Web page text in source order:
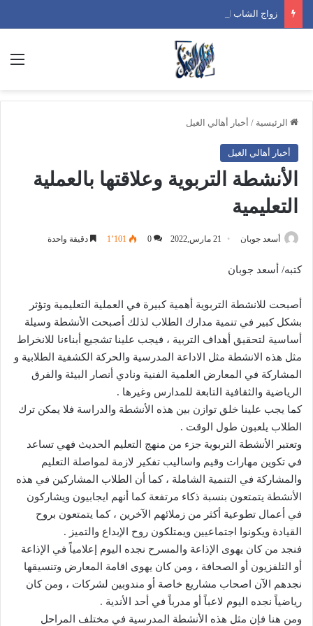
الرئيسية / أخبار أهالي الغيل
أخبار أهالي الغيل
الأنشطة التربوية وعلاقتها بالعملية
التعليمية
أسعد جوبان 21 مارس,2022 0 1٬101 دقيقة واحدة
كتبه/ أسعد جوبان
أصبحت للانشطة التربوية أهمية كبيرة في العملية التعليمية وتؤثر
بشكل كبير في تنمية مدارك الطلاب لذلك أصبحت الأنشطة وسيلة
أساسية لتحقيق أهداف التربية ، فيجب علينا تشجيع أبناءنا للانخراط
مثل هذه الانشطة مثل الاداعة المدرسية والحركة الكشفية الطلابية و
المشاركة في المعارض العلمية الفنية ونادي أنصار البيئة والفرق
الرياضية والثقافية التابعة للمدارس وغيرها .
كما يجب علينا خلق توازن بين هذه الأنشطة والدراسة فلا يمكن ترك
الطلاب يلعبون طول الوقت .
وتعتبر الأنشطة التربوية جزء من منهج التعليم الحديث فهي تساعد
في تكوين مهارات وقيم واساليب تفكير لازمة لمواصلة التعليم
والمشاركة في التنمية الشاملة ، كما أن الطلاب المشاركين في هذه
الأنشطة يتمتعون بنسبة ذكاء مرتفعة كما أنهم ايجابيون ويشاركون
في أعمال تطوعية أكثر من زملائهم الآخرين ، كما يتمتعون بروح
القيادة ويكونوا اجتماعيين ويمتلكون روح الإبداع والتميز .
فنجد من كان يهوى الإذاعة والمسرح نجده اليوم إعلامياً في الإذاعة
أو التلفزيون أو الصحافة ، ومن كان يهوى اقامة المعارض وتنسيقها
نجدهم الآن اصحاب مشاريع خاصة أو مندوبين لشركات ، ومن كان
رياضياً نجده اليوم لاعباً أو مدرباً في أحد الأندية .
ومن هنا فإن مثل هذه الأنشطة المدرسية في مختلف المراحل